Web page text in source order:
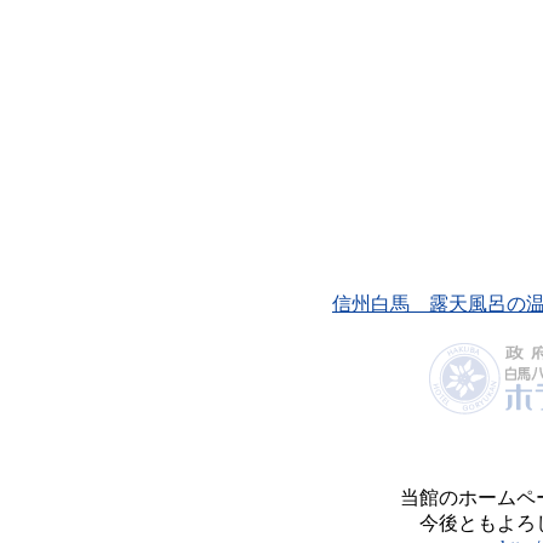
信州白馬 露天風呂の
当館のホームペ
今後ともよろ